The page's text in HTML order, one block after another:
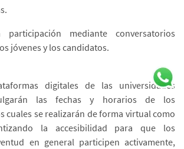
mediante conversatorios
jóvenes y los candidatos.
digitales de las universidades
las fechas y horarios de los
cuales se realizarán de forma virtual como
la accesibilidad para que los
en general participen activamente,